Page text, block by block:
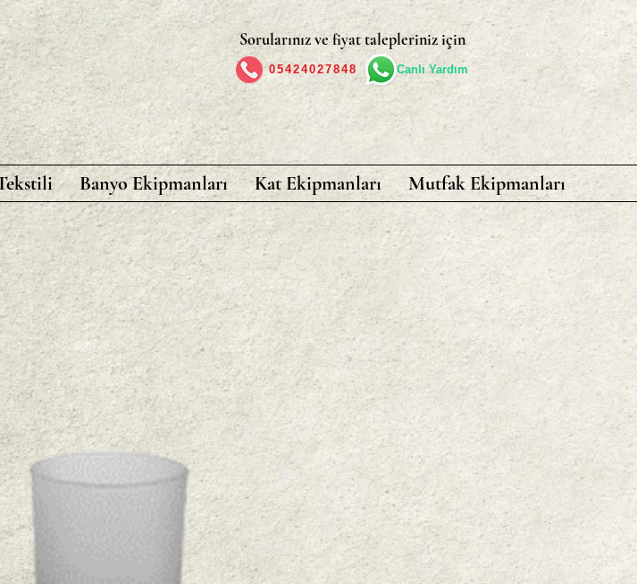
Sorularınız ve fiyat talepleriniz için
05424027848 Canlı Yardım
Banyo Ekipmanları Kat Ekipmanları Mutfak Ekipmanları